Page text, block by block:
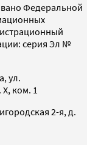
Федеральной
серия Эл №
ул.
ком. 1
2-я, д.